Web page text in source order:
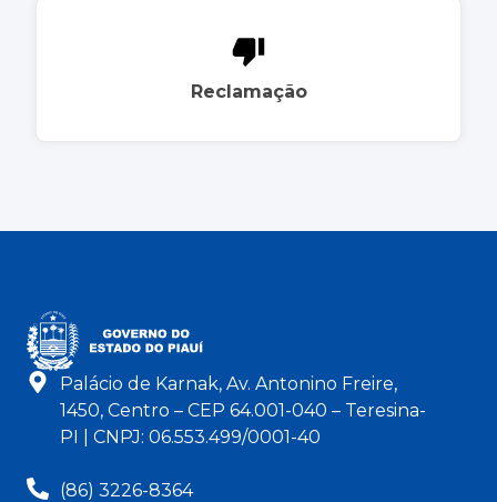
Reclamação
Palácio de Karnak, Av. Antonino Freire,
1450, Centro – CEP 64.001-040 – Teresina-
PI | CNPJ: 06.553.499/0001-40
(86) 3226-8364